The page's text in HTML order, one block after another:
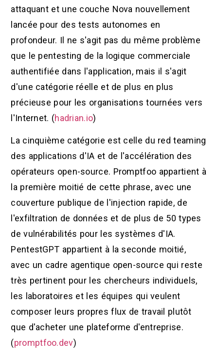
attaquant et une couche Nova nouvellement
lancée pour des tests autonomes en
profondeur. Il ne s'agit pas du même problème
que le pentesting de la logique commerciale
authentifiée dans l'application, mais il s'agit
d'une catégorie réelle et de plus en plus
précieuse pour les organisations tournées vers
l'Internet. (hadrian.io)
La cinquième catégorie est celle du red teaming
des applications d'IA et de l'accélération des
opérateurs open-source. Promptfoo appartient à
la première moitié de cette phrase, avec une
couverture publique de l'injection rapide, de
l'exfiltration de données et de plus de 50 types
de vulnérabilités pour les systèmes d'IA.
PentestGPT appartient à la seconde moitié,
avec un cadre agentique open-source qui reste
très pertinent pour les chercheurs individuels,
les laboratoires et les équipes qui veulent
composer leurs propres flux de travail plutôt
que d'acheter une plateforme d'entreprise.
(promptfoo.dev)